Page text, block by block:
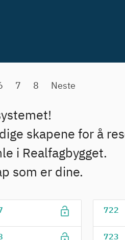
7 8 Neste
skapene for å
i Realfagbygget.
som er dine.
lock_open 722
723